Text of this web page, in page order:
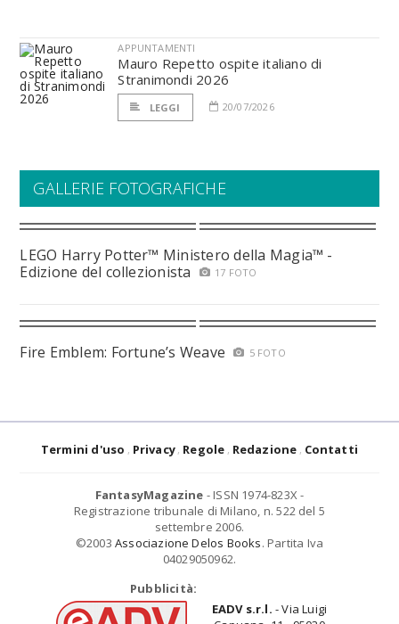
APPUNTAMENTI
Mauro Repetto ospite italiano di
Stranimondi 2026
LEGGI 20/07/2026
GALLERIE FOTOGRAFICHE
LEGO Harry Potter™ Ministero della Magia™ -
Edizione del collezionista
17 FOTO
Fire Emblem: Fortune’s Weave 5 FOTO
Termini d'uso Privacy Regole Redazione Contatti
FantasyMagazine - ISSN 1974-823X -
Registrazione tribunale di Milano, n. 522 del 5
settembre 2006.
©2003 Associazione Delos Books. Partita Iva
04029050962.
Pubblicità:
EADV s.r.l. - Via Luigi